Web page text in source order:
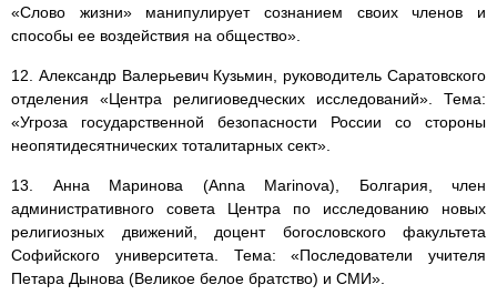
«Слово жизни» манипулирует сознанием своих членов и
способы ее воздействия на общество».
12. Александр Валерьевич Кузьмин, руководитель Саратовского
отделения «Центра религиоведческих исследований». Тема:
«Угроза государственной безопасности России со стороны
неопятидесятнических тоталитарных сект».
13. Анна Маринова (Anna Marinova), Болгария, член
административного совета Центра по исследованию новых
религиозных движений, доцент богословского факультета
Софийского университета. Тема: «Последователи учителя
Петара Дынова (Великое белое братство) и СМИ».